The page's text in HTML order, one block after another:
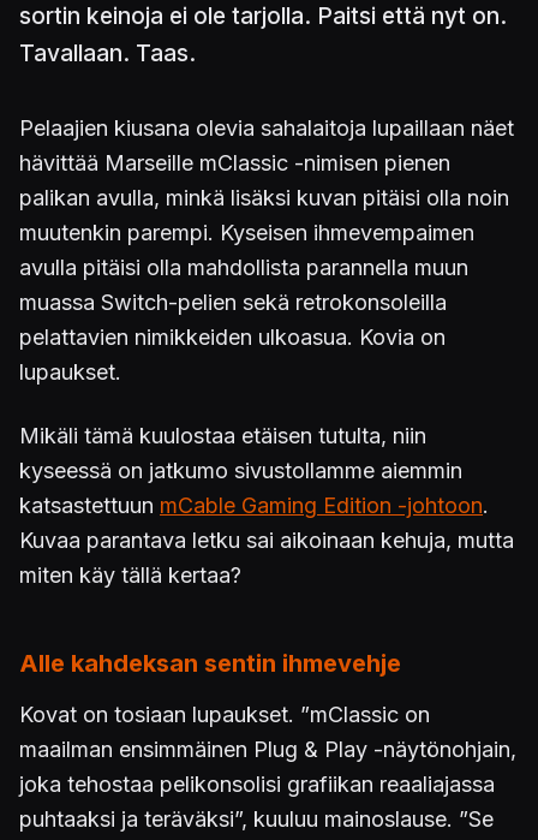
sortin keinoja ei ole tarjolla. Paitsi että nyt on.
Tavallaan. Taas.
Pelaajien kiusana olevia sahalaitoja lupaillaan näet
hävittää Marseille mClassic -nimisen pienen
palikan avulla, minkä lisäksi kuvan pitäisi olla noin
muutenkin parempi. Kyseisen ihmevempaimen
avulla pitäisi olla mahdollista parannella muun
muassa Switch-pelien sekä retrokonsoleilla
pelattavien nimikkeiden ulkoasua. Kovia on
lupaukset.
Mikäli tämä kuulostaa etäisen tutulta, niin
kyseessä on jatkumo sivustollamme aiemmin
katsastettuun mCable Gaming Edition -johtoon.
Kuvaa parantava letku sai aikoinaan kehuja, mutta
miten käy tällä kertaa?
Alle kahdeksan sentin ihmevehje
Kovat on tosiaan lupaukset. ”mClassic on
maailman ensimmäinen Plug & Play -näytönohjain,
joka tehostaa pelikonsolisi grafiikan reaaliajassa
puhtaaksi ja teräväksi”, kuuluu mainoslause. ”Se